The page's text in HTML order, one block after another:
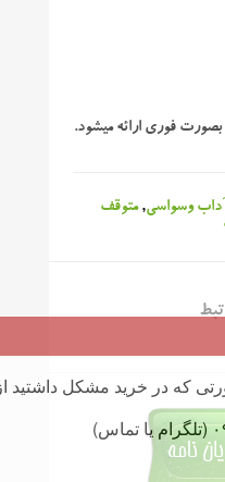
بصورت فوری ارائه میشود.
وسواسی,متوقف
که در خرید مشکل داشتید